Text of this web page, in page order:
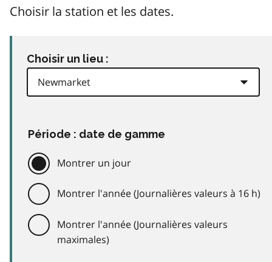
Choisir la station et les dates.
Choisir un lieu :
Période : date de gamme
Montrer un jour
Montrer l'année (Journalières valeurs à 16 h)
Montrer l'année (Journalières valeurs
maximales)